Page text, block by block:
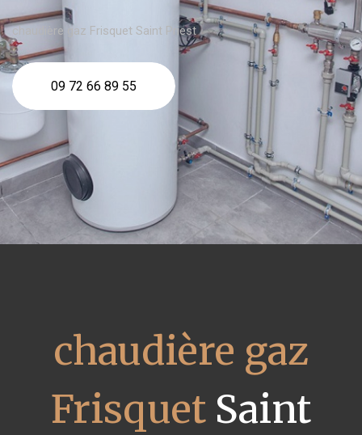
chaudière gaz Frisquet Saint Priest
09 72 66 89 55
chaudière gaz
FrisquetSaint